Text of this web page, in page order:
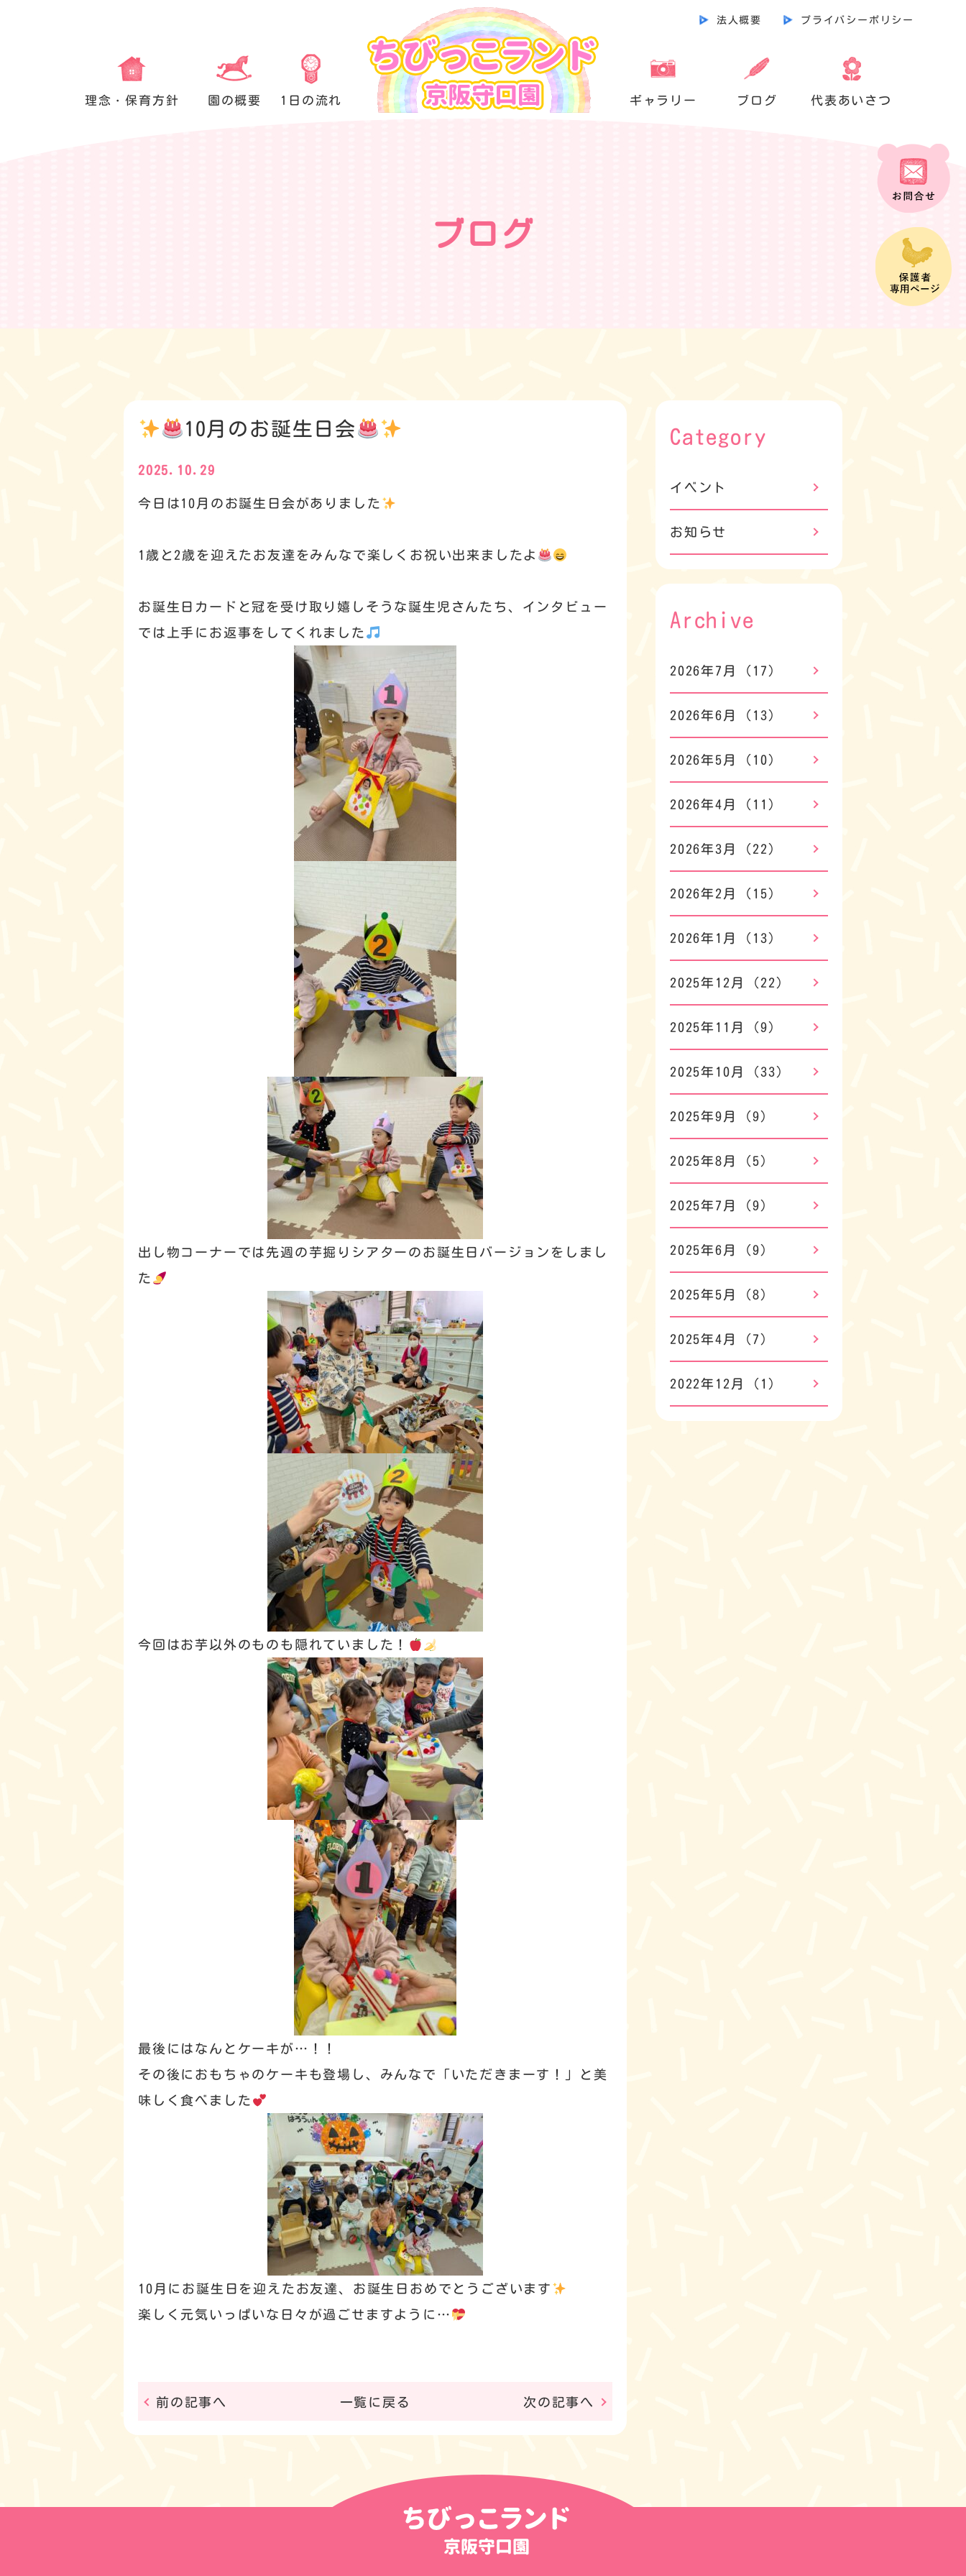
法人概要 プライバシーポリシー
理念・保育方針 園の概要 1日の流れ ギャラリー ブログ 代表あいさつ
ブログ
10月のお誕生日会
2025.10.29
今日は10月のお誕生日会がありました
1歳と2歳を迎えたお友達をみんなで楽しくお祝い出来ましたよ
お誕生日カードと冠を受け取り嬉しそうな誕生児さんたち、インタビュー
では上手にお返事をしてくれました
出し物コーナーでは先週の芋掘りシアターのお誕生日バージョンをしまし
た
今回はお芋以外のものも隠れていました！
最後にはなんとケーキが…！！
その後におもちゃのケーキも登場し、みんなで「いただきまーす！」と美
味しく食べました
10月にお誕生日を迎えたお友達、お誕生日おめでとうございます
楽しく元気いっぱいな日々が過ごせますように…
前の記事へ 一覧に戻る 次の記事へ
Category
イベント
お知らせ
Archive
2026年7月 (17)
2026年6月 (13)
2026年5月 (10)
2026年4月 (11)
2026年3月 (22)
2026年2月 (15)
2026年1月 (13)
2025年12月 (22)
2025年11月 (9)
2025年10月 (33)
2025年9月 (9)
2025年8月 (5)
2025年7月 (9)
2025年6月 (9)
2025年5月 (8)
2025年4月 (7)
2022年12月 (1)